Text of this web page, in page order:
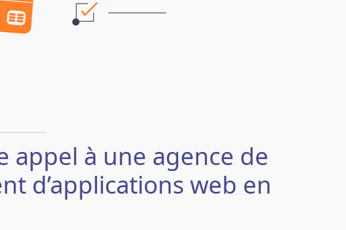
appel à une agence de
d’applications web en